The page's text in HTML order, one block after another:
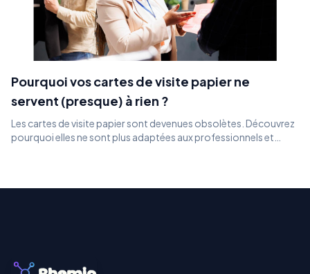
Pourquoi vos cartes de visite papier ne
servent (presque) à rien ?
Les cartes de visite papier sont devenues obsolètes. Découvrez
pourquoi elles ne sont plus adaptées aux professionnels et